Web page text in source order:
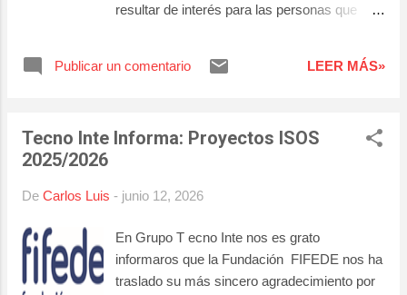
resultar de interés para las personas que
como para aquellas que hayan finalizado
junio, de 9:00 a 14:00 horas se celebrará en
ocasión se trata de una jornada centrada
entrevistas de selección por parte de las
empresas participantes, sin stands
Publicar un comentario LEER MÁS»
Tecno Inte Informa: Proyectos ISOS
2025/2026
De Carlos Luis - junio 12, 2026
En Grupo T ecno Inte nos es grato
informaros que la Fundación FIFEDE nos ha
traslado su más sincero agradecimiento por